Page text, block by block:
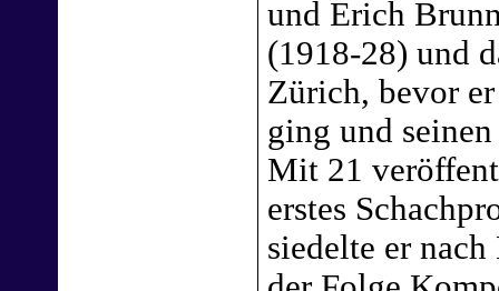
und Erich
(1918-28) und
Zürich, bevor
ging und
Mit 21
erstes
siedelte er